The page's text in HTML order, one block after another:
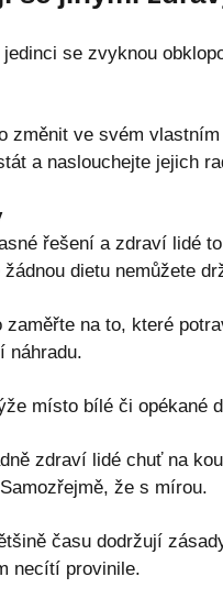
se zvyknou
změnit ve svém
a naslouchejte jejich
řešení a zdraví lidé
dietu nemůžete
zaměřte na to, které
náhradu.
místo bílé či opékané
zdraví lidé chuť na
že s mírou.
času dodržují
necítí provinile.